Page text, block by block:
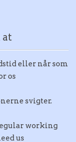
at
eller når som
os
svigter.
working
us